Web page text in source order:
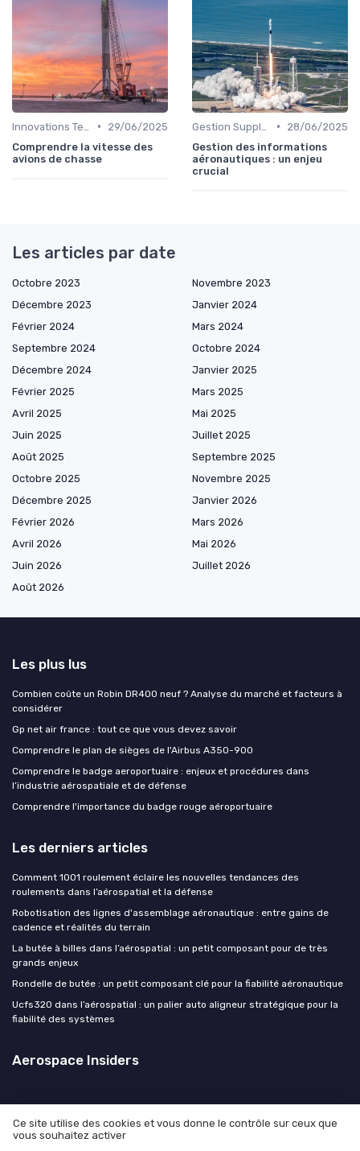
•
29/06/2025
Comprendre la vitesse des
avions de chasse
•
28/06/2025
Gestion des informations
aéronautiques : un enjeu
crucial
Les articles par date
Octobre 2023
Novembre 2023
Décembre 2023
Janvier 2024
Février 2024
Mars 2024
Septembre 2024
Octobre 2024
Décembre 2024
Janvier 2025
Février 2025
Mars 2025
Avril 2025
Mai 2025
Juin 2025
Juillet 2025
Août 2025
Septembre 2025
Octobre 2025
Novembre 2025
Décembre 2025
Janvier 2026
Février 2026
Mars 2026
Avril 2026
Mai 2026
Juin 2026
Juillet 2026
Août 2026
Les plus lus
Combien coûte un Robin DR400 neuf ? Analyse du marché et facteurs à
considérer
Gp net air france : tout ce que vous devez savoir
Comprendre le plan de sièges de l'Airbus A350-900
Comprendre le badge aeroportuaire : enjeux et procédures dans
l’industrie aérospatiale et de défense
Comprendre l'importance du badge rouge aéroportuaire
Les derniers articles
Comment 1001 roulement éclaire les nouvelles tendances des
roulements dans l’aérospatial et la défense
Robotisation des lignes d'assemblage aéronautique : entre gains de
cadence et réalités du terrain
La butée à billes dans l’aérospatial : un petit composant pour de très
grands enjeux
Rondelle de butée : un petit composant clé pour la fiabilité aéronautique
Ucfs320 dans l’aérospatial : un palier auto aligneur stratégique pour la
fiabilité des systèmes
Aerospace Insiders
Mentions légales
Ce site utilise des cookies et vous donne le contrôle sur ceux que
vous souhaitez activer